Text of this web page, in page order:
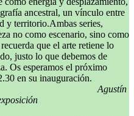
ancestral, un vínculo entre
y territorio.Ambas series,
no como escenario, sino como
que el arte retiene lo
justo lo que debemos de
Os esperamos el próximo
en su inauguración.
Agustín